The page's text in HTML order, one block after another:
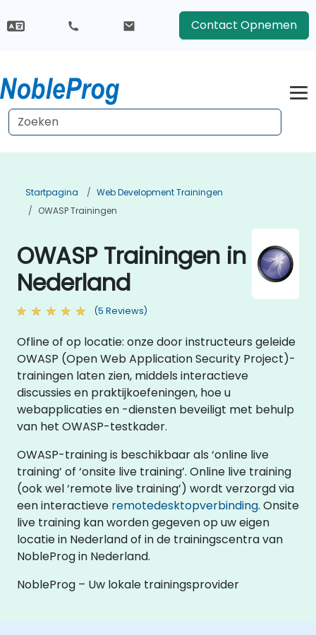
Contact Opnemen
Startpagina
Web Development Trainingen
OWASP Trainingen
OWASP Trainingen in
Nederland
(5 Reviews)
Ofline of op locatie: onze door instructeurs geleide
OWASP (Open Web Application Security Project)-
trainingen laten zien, middels interactieve
discussies en praktijkoefeningen, hoe u
webapplicaties en -diensten beveiligt met behulp
van het OWASP-testkader.
OWASP-training is beschikbaar als ‘online live
training’ of ‘onsite live training’. Online live training
(ook wel ‘remote live training’) wordt verzorgd via
een interactieve remotedesktopverbinding. Onsite
live training kan worden gegeven op uw eigen
locatie in Nederland of in de trainingscentra van
NobleProg in Nederland.
NobleProg – Uw lokale trainingsprovider